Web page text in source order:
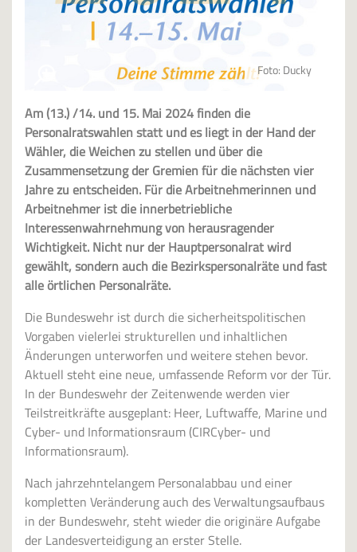
Foto: Ducky
Am (13.) /14. und 15. Mai 2024 finden die
Personalratswahlen statt und es liegt in der Hand der
Wähler, die Weichen zu stellen und über die
Zusammensetzung der Gremien für die nächsten vier
Jahre zu entscheiden. Für die Arbeitnehmerinnen und
Arbeitnehmer ist die innerbetriebliche
Interessenwahrnehmung von herausragender
Wichtigkeit. Nicht nur der Hauptpersonalrat wird
gewählt, sondern auch die Bezirkspersonalräte und fast
alle örtlichen Personalräte.
Die Bundeswehr ist durch die sicherheitspolitischen
Vorgaben vielerlei strukturellen und inhaltlichen
Änderungen unterworfen und weitere stehen bevor.
Aktuell steht eine neue, umfassende Reform vor der Tür.
In der Bundeswehr der Zeitenwende werden vier
Teilstreitkräfte ausgeplant: Heer, Luftwaffe, Marine und
Cyber- und Informationsraum (CIRCyber- und
Informationsraum).
Nach jahrzehntelangem Personalabbau und einer
kompletten Veränderung auch des Verwaltungsaufbaus
in der Bundeswehr, steht wieder die originäre Aufgabe
der Landesverteidigung an erster Stelle.